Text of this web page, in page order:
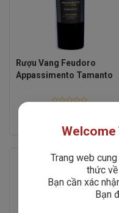
Rượu Vang Feudoro
Appassimento Tamanto
Welcome
Trang web
thức
Bạn cần xác
Bạn